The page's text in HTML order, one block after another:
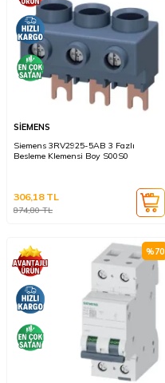
SİEMENS
Siemens 3RV2925-5AB 3 Fazlı
Besleme Klemensi Boy S00S0
874,80TL
306,18TL
%70